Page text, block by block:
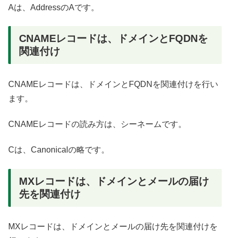
Aは、AddressのAです。
CNAMEレコードは、ドメインとFQDNを
関連付け
CNAMEレコードは、ドメインとFQDNを関連付けを行い
ます。
CNAMEレコードの読み方は、シーネームです。
Cは、Canonicalの略です。
MXレコードは、ドメインとメールの届け
先を関連付け
MXレコードは、ドメインとメールの届け先を関連付けを